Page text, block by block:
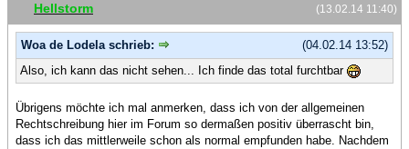
(13.02.14 11:40)
Hellstorm
(04.02.14 13:52)
Woa de Lodela schrieb:
Also, ich kann das nicht sehen... Ich finde das total furchtbar
Übrigens möchte ich mal anmerken, dass ich von der allgemeinen
Rechtschreibung hier im Forum so dermaßen positiv überrascht bin,
dass ich das mittlerweile schon als normal empfunden habe. Nachdem